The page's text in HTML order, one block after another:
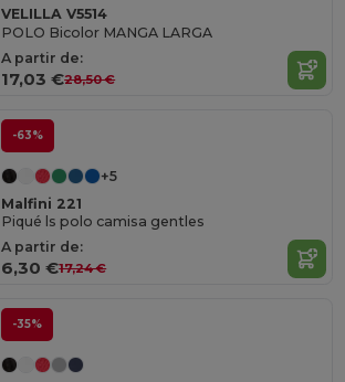
VELILLA V5514
POLO Bicolor MANGA LARGA
A partir de:
17,03 €28,50 €
-63%
+5
Malfini 221
Piqué ls polo camisa gentles
A partir de:
6,30 €17,24 €
-35%